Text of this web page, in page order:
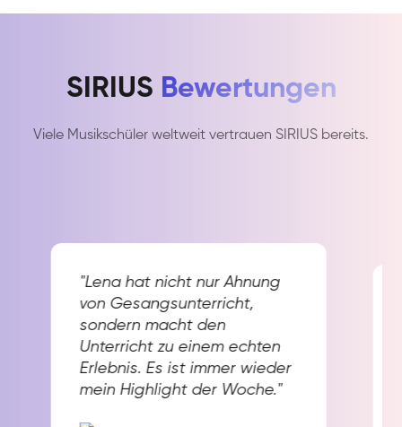
SIRIUS Bewertungen
Viele Musikschüler weltweit vertrauen SIRIUS bereits.
"Lena hat nicht nur Ahnung
von Gesangsunterricht,
sondern macht den
Unterricht zu einem echten
Erlebnis. Es ist immer wieder
mein Highlight der Woche."